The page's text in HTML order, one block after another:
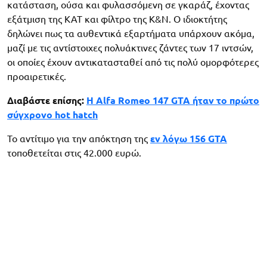
κατάσταση, ούσα και φυλασσόμενη σε γκαράζ, έχοντας
εξάτμιση της ΚΑΤ και φίλτρο της K&N. Ο ιδιοκτήτης
δηλώνει πως τα αυθεντικά εξαρτήματα υπάρχουν ακόμα,
μαζί με τις αντίστοιχες πολυάκτινες ζάντες των 17 ιντσών,
οι οποίες έχουν αντικατασταθεί από τις πολύ ομορφότερες
προαιρετικές.
Διαβάστε επίσης: H Alfa Romeo 147 GTA ήταν το πρώτο
σύγχρονο hot hatch
Το αντίτιμο για την απόκτηση της εν λόγω 156 GTA
τοποθετείται στις 42.000 ευρώ.